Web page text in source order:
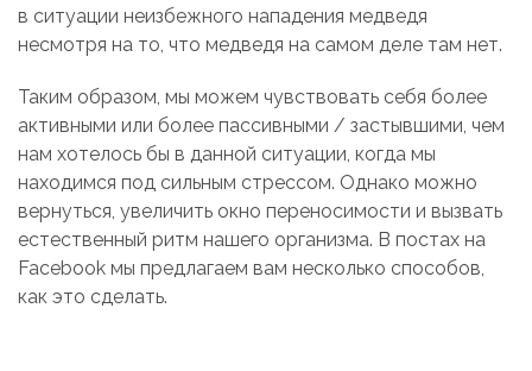
в ситуации неизбежного нападения медведя
несмотря на то, что медведя на самом деле там нет.
Таким образом, мы можем чувствовать себя более
активными или более пассивными / застывшими, чем
нам хотелось бы в данной ситуации, когда мы
находимся под сильным стрессом. Однако можно
вернуться, увеличить окно переносимости и вызвать
естественный ритм нашего организма. В постах на
Facebook мы предлагаем вам несколько способов,
как это сделать.